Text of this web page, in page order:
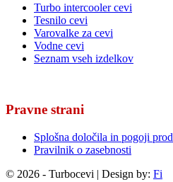
Turbo intercooler cevi
Tesnilo cevi
Varovalke za cevi
Vodne cevi
Seznam vseh izdelkov
Pravne strani
Splošna določila in pogoji
Pravilnik o zasebnosti
© 2026 - Turbocevi | Design by: Fi